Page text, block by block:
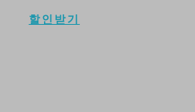
할인받기